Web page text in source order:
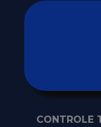
CONTROLE